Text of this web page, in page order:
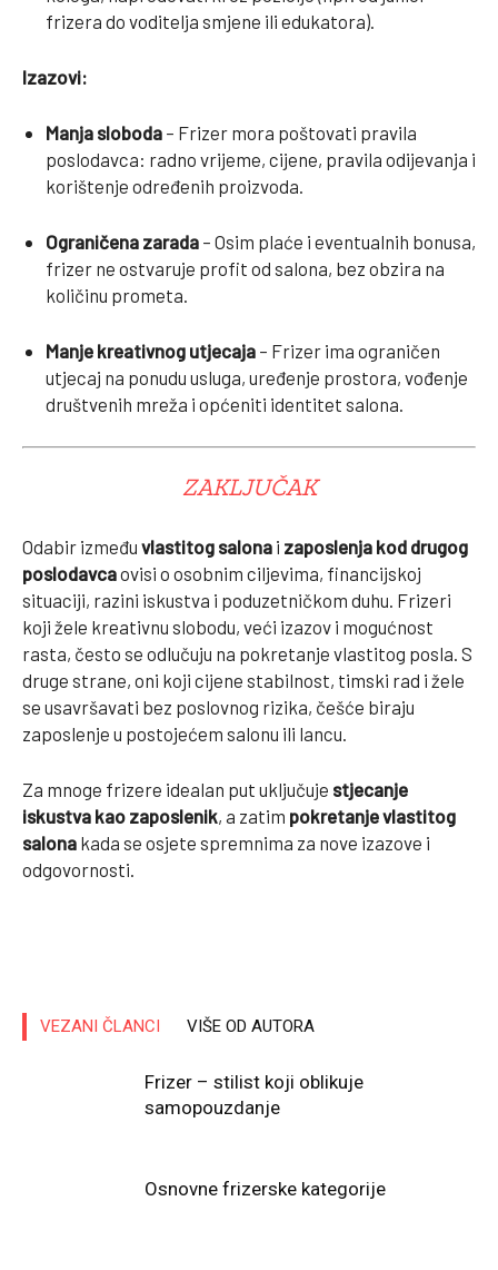
frizera do voditelja smjene ili edukatora).
Izazovi:
Manja sloboda – Frizer mora poštovati pravila
poslodavca: radno vrijeme, cijene, pravila odijevanja i
korištenje određenih proizvoda.
Ograničena zarada – Osim plaće i eventualnih bonusa,
frizer ne ostvaruje profit od salona, bez obzira na
količinu prometa.
Manje kreativnog utjecaja – Frizer ima ograničen
utjecaj na ponudu usluga, uređenje prostora, vođenje
društvenih mreža i općeniti identitet salona.
ZAKLJUČAK
Odabir između vlastitog salona i zaposlenja kod drugog
poslodavcaovisi o osobnim ciljevima, financijskoj
situaciji, razini iskustva i poduzetničkom duhu. Frizeri
koji žele kreativnu slobodu, veći izazov i mogućnost
rasta, često se odlučuju na pokretanje vlastitog posla. S
druge strane, oni koji cijene stabilnost, timski rad i žele
se usavršavati bez poslovnog rizika, češće biraju
zaposlenje u postojećem salonu ili lancu.
Za mnoge frizere idealan put uključuje stjecanje
iskustva kao zaposlenik, a zatim pokretanje vlastitog
salona kada se osjete spremnima za nove izazove i
odgovornosti.
VEZANI ČLANCI VIŠE OD AUTORA
Frizer – stilist koji oblikuje
samopouzdanje
Osnovne frizerske kategorije